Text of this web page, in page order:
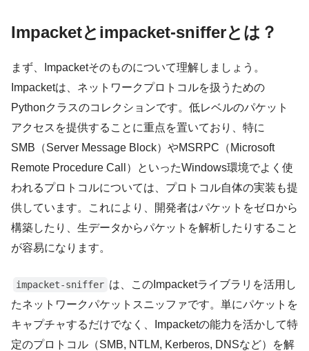
Impacketとimpacket-snifferとは？
まず、Impacketそのものについて理解しましょう。
Impacketは、ネットワークプロトコルを扱うための
Pythonクラスのコレクションです。低レベルのパケット
アクセスを提供することに重点を置いており、特に
SMB（Server Message Block）やMSRPC（Microsoft
Remote Procedure Call）といったWindows環境でよく使
われるプロトコルについては、プロトコル自体の実装も提
供しています。これにより、開発者はパケットをゼロから
構築したり、生データからパケットを解析したりすること
が容易になります。
impacket-sniffer は、このImpacketライブラリを活用し
たネットワークパケットスニッファです。単にパケットを
キャプチャするだけでなく、Impacketの能力を活かして特
定のプロトコル（SMB, NTLM, Kerberos, DNSなど）を解